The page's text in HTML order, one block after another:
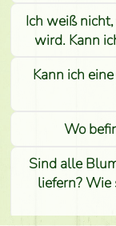
Ich weiß
wird. Kann
Kann ich
Wo
Sind alle
liefern? Wie